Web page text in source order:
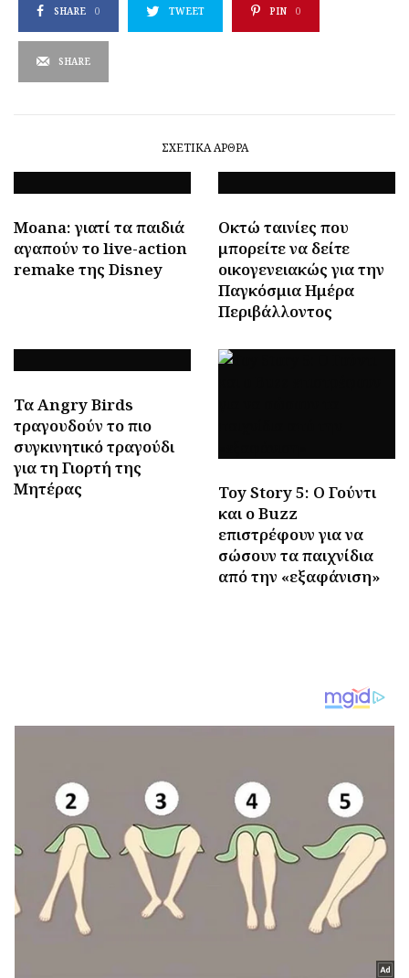
SHARE 0 TWEET PIN 0
SHARE
ΣΧΕΤΙΚΆ ΆΡΘΡΑ
Moana: γιατί τα παιδιά
αγαπούν το live-action
remake της Disney
Οκτώ ταινίες που
μπορείτε να δείτε
οικογενειακώς για την
Παγκόσμια Ημέρα
Περιβάλλοντος
Τα Angry Birds
τραγουδούν το πιο
συγκινητικό τραγούδι
για τη Γιορτή της
Μητέρας
Toy Story 5: Ο Γούντι
και ο Buzz
επιστρέφουν για να
σώσουν τα παιχνίδια
από την «εξαφάνιση»